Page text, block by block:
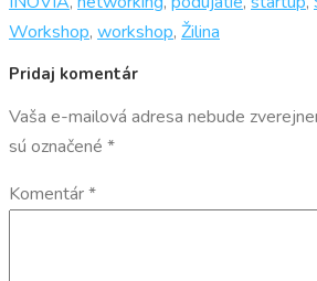
Workshop, workshop, Žilina
Pridaj komentár
Vaša e-mailová adresa nebude
sú označené *
Komentár*